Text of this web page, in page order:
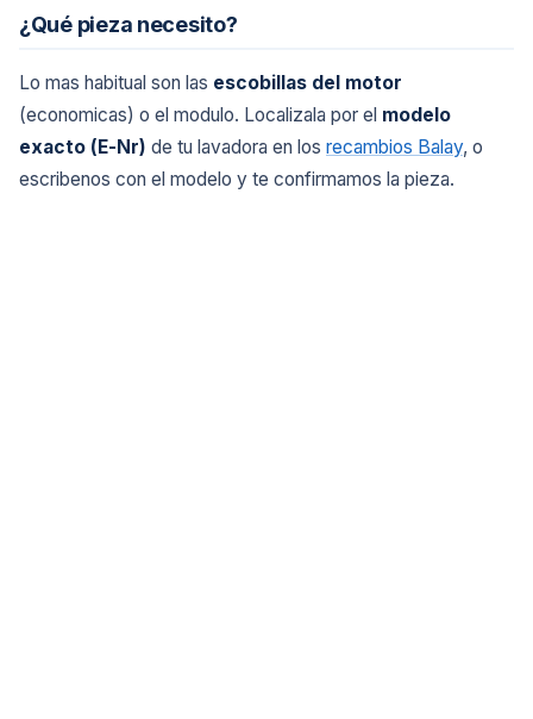
¿Qué pieza necesito?
Lo mas habitual son las escobillas del motor
(economicas) o el modulo. Localizala por el modelo
exacto (E-Nr) de tu lavadora en los recambios Balay, o
escribenos con el modelo y te confirmamos la pieza.